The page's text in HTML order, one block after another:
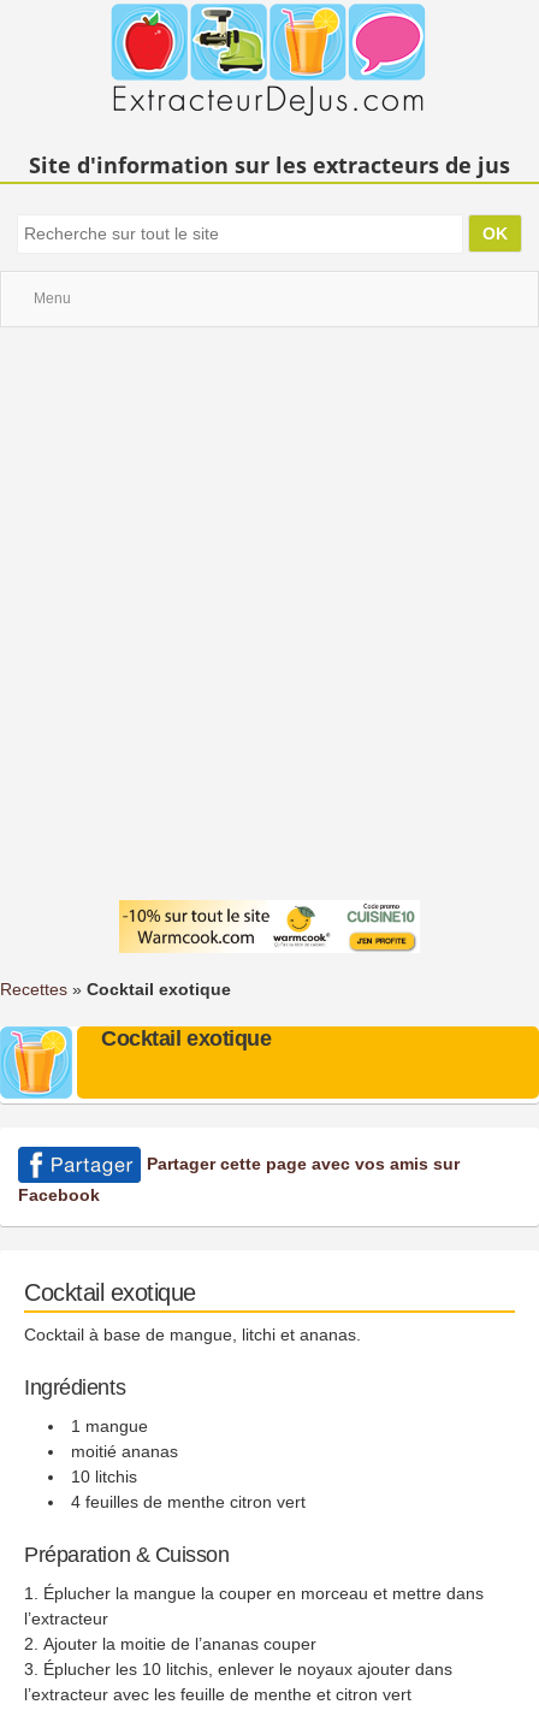
Site d'information sur les extracteurs de jus
Menu
Recettes » Cocktail exotique
Cocktail exotique
Partager cette page avec vos amis sur
Facebook
Cocktail exotique
Cocktail à base de mangue, litchi et ananas.
Ingrédients
1 mangue
moitié ananas
10 litchis
4 feuilles de menthe citron vert
Préparation & Cuisson
Éplucher la mangue la couper en morceau et mettre dans
l’extracteur
Ajouter la moitie de l’ananas couper
Éplucher les 10 litchis, enlever le noyaux ajouter dans
l’extracteur avec les feuille de menthe et citron vert